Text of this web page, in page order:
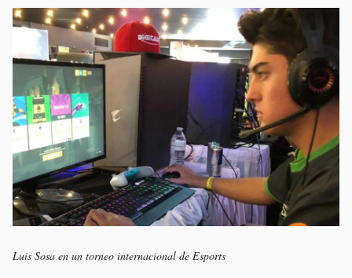
Luis Sosa en un torneo internacional de Esports